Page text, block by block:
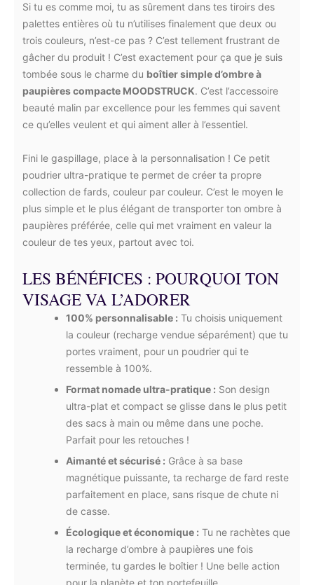
Si tu es comme moi, tu as sûrement dans tes tiroirs des
palettes entières où tu n’utilises finalement que deux ou
trois couleurs, n’est-ce pas ? C’est tellement frustrant de
gâcher du produit ! C’est exactement pour ça que je suis
tombée sous le charme du boîtier simple d’ombre à
paupières compacte MOODSTRUCK. C’est l’accessoire
beauté malin par excellence pour les femmes qui savent
ce qu’elles veulent et qui aiment aller à l’essentiel.
Fini le gaspillage, place à la personnalisation ! Ce petit
poudrier ultra-pratique te permet de créer ta propre
collection de fards, couleur par couleur. C’est le moyen le
plus simple et le plus élégant de transporter ton ombre à
paupières préférée, celle qui met vraiment en valeur la
couleur de tes yeux, partout avec toi.
LES BÉNÉFICES : POURQUOI TON
VISAGE VA L’ADORER
100% personnalisable : Tu choisis uniquement
la couleur (recharge vendue séparément) que tu
portes vraiment, pour un poudrier qui te
ressemble à 100%.
Format nomade ultra-pratique : Son design
ultra-plat et compact se glisse dans le plus petit
des sacs à main ou même dans une poche.
Parfait pour les retouches !
Aimanté et sécurisé : Grâce à sa base
magnétique puissante, ta recharge de fard reste
parfaitement en place, sans risque de chute ni
de casse.
Écologique et économique : Tu ne rachètes que
la recharge d’ombre à paupières une fois
terminée, tu gardes le boîtier ! Une belle action
pour la planète et ton portefeuille.